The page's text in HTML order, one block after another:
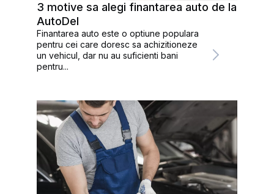
3 motive sa alegi finantarea auto de la
AutoDel
Finantarea auto este o optiune populara
pentru cei care doresc sa achizitioneze
un vehicul, dar nu au suficienti bani
pentru...